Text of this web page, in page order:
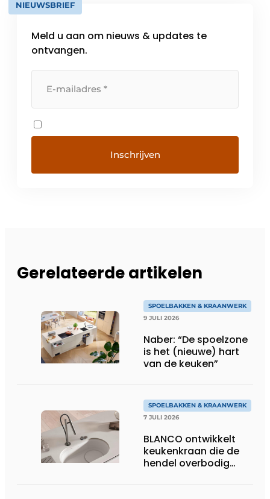
NIEUWSBRIEF
Meld u aan om nieuws & updates te
ontvangen.
Gerelateerde artikelen
SPOELBAKKEN & KRAANWERK
9 JULI 2026
Naber: “De spoelzone
is het (nieuwe) hart
van de keuken”
SPOELBAKKEN & KRAANWERK
7 JULI 2026
BLANCO ontwikkelt
keukenkraan die de
hendel overbodig